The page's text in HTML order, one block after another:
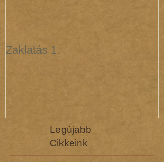
Zaklatás 1.
Legújabb
Cikkeink